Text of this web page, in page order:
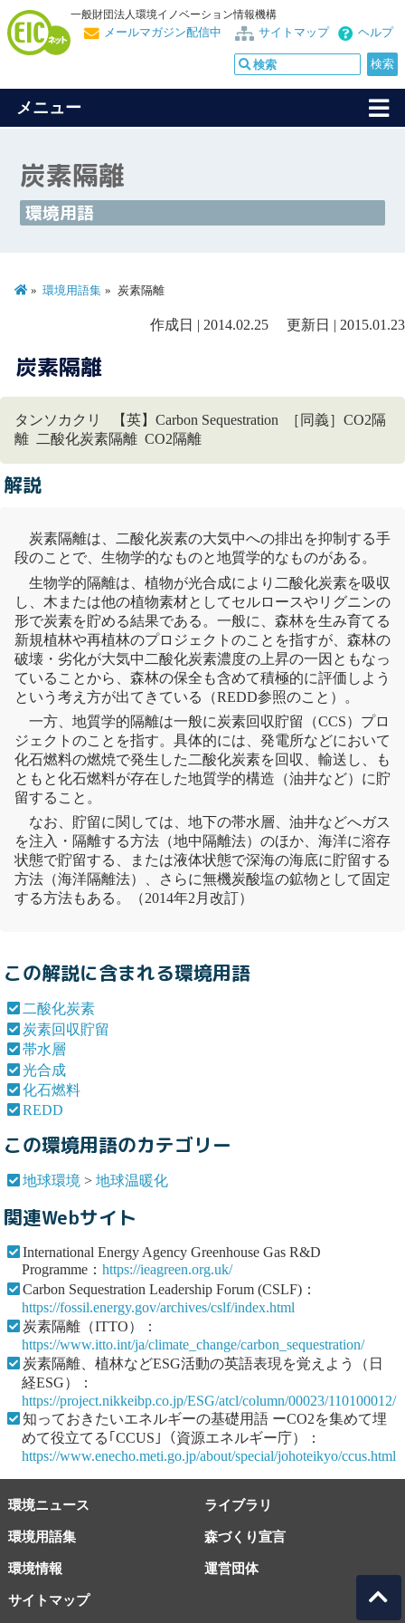
一般財団法人環境イノベーション情報機構
ヘルプ
サイトマップ
メールマガジン配信中
メニュー
炭素隔離
環境用語
環境用語集 炭素隔離
作成日 | 2014.02.25 更新日 | 2015.01.23
炭素隔離
タンソカクリ 【英】Carbon Sequestration ［同義］CO2隔
離 二酸化炭素隔離 CO2隔離
解説
炭素隔離は、 二酸化炭素の大気中への排出を抑制する手
段のことで、生物学的なものと地質学的なものがある。
生物学的隔離は、植物が光合成により 二酸化炭素を吸収
し、木または他の植物素材としてセルロースやリグニンの
形で炭素を貯める結果である。一般に、森林を生み育てる
新規植林や再植林のプロジェクトのことを指すが、森林の
破壊・劣化が大気中 二酸化炭素濃度の上昇の一因ともなっ
ていることから、森林の保全も含めて積極的に評価しよう
という考え方が出てきている（REDD参照のこと）。
一方、地質学的隔離は一般に炭素回収貯留
（CCS）プロ
ジェクトのことを指す。具体的には、発電所などにおいて
化石燃料の燃焼で発生した 二酸化炭素を回収、輸送し、も
ともと化石燃料が存在した地質学的構造（油井など）に貯
留すること。
なお、貯留に関しては、地下の帯水層 、油井などへガス
を注入・隔離する方法（地中隔離法）のほか、海洋に溶存
状態で貯留する、または液体状態で深海の海底に貯留する
方法（海洋隔離法）、さらに無機炭酸塩の鉱物として固定
する方法もある。（2014年2月改訂）
この解説に含まれる環境用語
二酸化炭素
炭素回収貯留
帯水層
光合成
化石燃料
REDD
この環境用語のカテゴリー
地球環境 >地球温暖化
関連Webサイト
International Energy Agency Greenhouse Gas R&D
Programme： https://ieagreen.org.uk/
Carbon Sequestration Leadership Forum (CSLF)：
https://fossil.energy.gov/archives/cslf/index.html
炭素隔離（ITTO）：
https://www.itto.int/ja/climate_change/carbon_sequestration/
炭素隔離、植林などESG活動の英語表現を覚えよう（日
経ESG）：
https://project.nikkeibp.co.jp/ESG/atcl/column/00023/110100012/
知っておきたいエネルギーの基礎用語 ーCO2を集めて埋
めて役立てる｢CCUS｣（資源エネルギー庁）：
https://www.enecho.meti.go.jp/about/special/johoteikyo/ccus.html
環境ニュース ライブラリ
環境用語集 森づくり宣言
環境情報
サイトマップ
運営団体